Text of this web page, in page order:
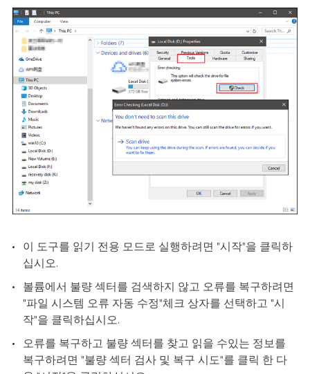
이 도구를 읽기 전용 모드로 실행하려면 "시작"을 클릭하
십시오.
볼륨에서 불량 섹터를 검색하지 않고 오류를 복구하려면
"파일 시스템 오류 자동 수정"체크 상자를 선택하고 "시
작"을 클릭하십시오.
오류를 복구하고 불량 섹터를 찾고 읽을 수있는 정보를
복구하려면 "불량 섹터 검사 및 복구 시도"를 클릭 한 다